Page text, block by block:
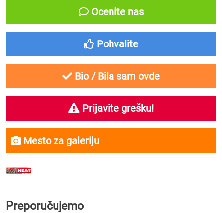
Ocenite nas
Pohvalite
Bio / Bila sam ovde
Prijavite grešku!
Mesto za galeriju
Preporučujemo